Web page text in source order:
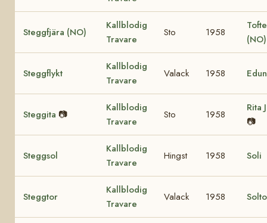
Steggfjära (NO)
Kallblodig
Travare
Sto 1958
Steggflykt
Kallblodig
Travare
Valack 1958
Steggita 📷
Kallblodig
Travare
Sto 1958
Rita
📷
Steggsol
Kallblodig
Travare
Hingst 1958 Soli
Steggtor
Kallblodig
Travare
Valack 1958